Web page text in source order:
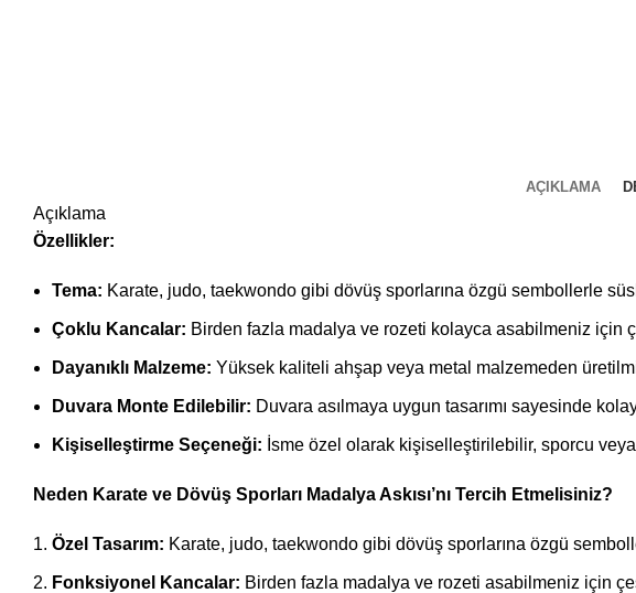
AÇIKLAMA
Açıklama
Özellikler:
Tema: Karate, judo, taekwondo gibi dövüş sporlarına özgü sembollerle
Çoklu Kancalar: Birden fazla madalya ve rozeti kolayca asabilmeniz için
Dayanıklı Malzeme: Yüksek kaliteli ahşap veya metal malzemeden
Duvara Monte Edilebilir: Duvara asılmaya uygun tasarımı sayesinde
Kişiselleştirme Seçeneği: İsme özel olarak kişiselleştirilebilir, sporcu
Neden Karate ve Dövüş Sporları Madalya Askısı’nı Tercih Etmelisiniz?
Özel Tasarım: Karate, judo, taekwondo gibi dövüş sporlarına özgü
Fonksiyonel Kancalar: Birden fazla madalya ve rozeti asabilmeniz için